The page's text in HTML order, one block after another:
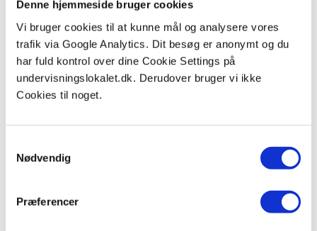
Denne hjemmeside bruger cookies
Vi bruger cookies til at kunne mål og analysere vores
trafik via Google Analytics. Dit besøg er anonymt og du
har fuld kontrol over dine Cookie Settings på
undervisningslokalet.dk. Derudover bruger vi ikke
Cookies til noget.
Nødvendig
Præferencer
skalaen hvor meget kraftiger er det på 4
så end det på 2? Hvad kalder man den
skala som richter skalaen er opbygget
efter?